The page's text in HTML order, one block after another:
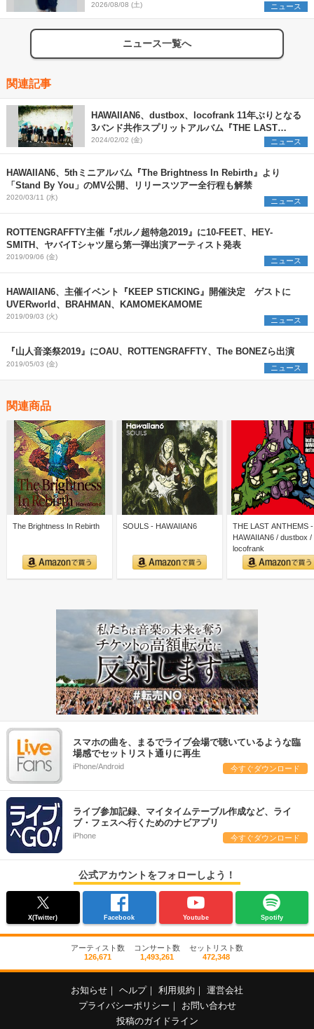
2026/08/08 (土) ニュース
ニュース一覧へ
関連記事
HAWAIIAN6、dustbox、locofrank 11年ぶりとなる
3バンド共作スプリットアルバム『THE LAST
ANTHEMS』リリース決定＆6都市7会場にてツアー
も開催
2024/02/02 (金) ニュース
HAWAIIAN6、5thミニアルバム『The Brightness In Rebirth』より
「Stand By You」のMV公開、リリースツアー全行程も解禁
2020/03/11 (水) ニュース
ROTTENGRAFFTY主催『ポルノ超特急2019』に10-FEET、HEY-
SMITH、ヤバイTシャツ屋ら第一弾出演アーティスト発表
2019/09/06 (金) ニュース
HAWAIIAN6、主催イベント『KEEP STICKING』開催決定 ゲストに
UVERworld、BRAHMAN、KAMOMEKAMOME
2019/09/03 (火) ニュース
『山人音楽祭2019』にOAU、ROTTENGRAFFTY、The BONEZら出演
2019/05/03 (金) ニュース
関連商品
The Brightness In Rebirth SOULS - HAWAIIAN6
THE LAST ANTHEMS -
HAWAIIAN6 / dustbox /
locofrank
スマホの曲を、まるでライブ会場で聴いているような臨
場感でセットリスト通りに再生
iPhone/Android 今すぐダウンロード
ライブ参加記録、マイタイムテーブル作成など、ライ
ブ・フェスへ行くためのナビアプリ
iPhone 今すぐダウンロード
公式アカウントをフォローしよう！
X(Twitter) Facebook Youtube Spotify
アーティスト数
126,671
コンサート数
1,493,261
セットリスト数
472,348
お知らせ ヘルプ 利用規約
運営会社
プライバシーポリシー
お問い合わせ
投稿のガイドライン